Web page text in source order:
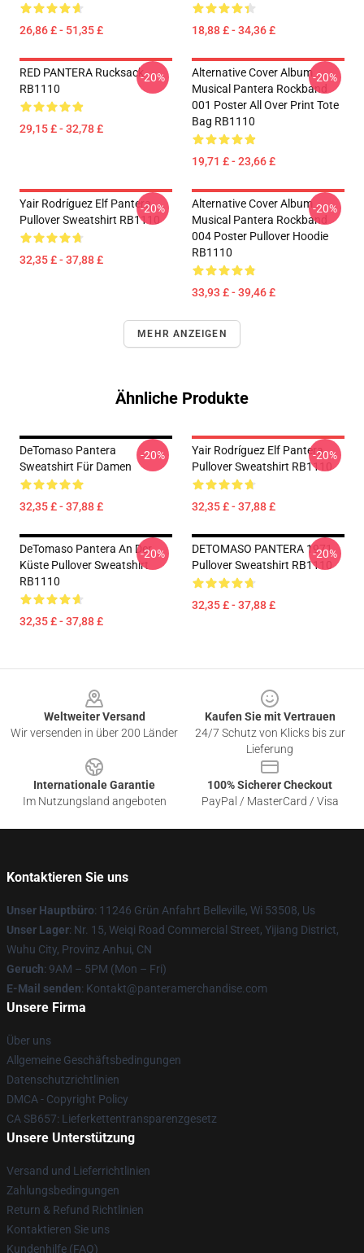
26,86 £ - 51,35 £ 18,88 £ - 34,36 £
RED PANTERA Rucksack
RB1110
29,15 £ - 32,78 £
-20%
Alternative Cover Album
Musical Pantera Rockband
001 Poster All Over Print Tote
Bag RB1110
19,71 £ - 23,66 £
-20%
Yair Rodríguez Elf Pantera
Pullover Sweatshirt RB1110
32,35 £ - 37,88 £
-20%
Alternative Cover Album
Musical Pantera Rockband
004 Poster Pullover Hoodie
RB1110
33,93 £ - 39,46 £
-20%
MEHR ANZEIGEN
Ähnliche Produkte
DeTomaso Pantera
Sweatshirt Für Damen
32,35 £ - 37,88 £
-20%
Yair Rodríguez Elf Pantera
Pullover Sweatshirt RB1110
32,35 £ - 37,88 £
-20%
DeTomaso Pantera An Der
Küste Pullover Sweatshirt
RB1110
32,35 £ - 37,88 £
-20%
DETOMASO PANTERA 1971
Pullover Sweatshirt RB1110
32,35 £ - 37,88 £
-20%
Weltweiter Versand
Wir versenden in über 200 Länder
Kaufen Sie mit Vertrauen
24/7 Schutz von Klicks bis zur
Lieferung
Internationale Garantie
Im Nutzungsland angeboten
100% Sicherer Checkout
PayPal / MasterCard / Visa
Kontaktieren Sie uns
Unser Hauptbüro: 11246 Grün Anfahrt Belleville, Wi 53508, Us
Unser Lager: Nr. 15, Weiqi Road Commercial Street, Yijiang District,
Wuhu City, Provinz Anhui, CN
Geruch: 9AM – 5PM (Mon – Fri)
E-Mail senden: Kontakt@panteramerchandise.com
Unsere Firma
Über uns
Allgemeine Geschäftsbedingungen
Datenschutzrichtlinien
DMCA - Copyright Policy
CA SB657: Lieferkettentransparenzgesetz
Unsere Unterstützung
Versand und Lieferrichtlinien
Zahlungsbedingungen
Return & Refund Richtlinien
Kontaktieren Sie uns
Kundenhilfe (FAQ)